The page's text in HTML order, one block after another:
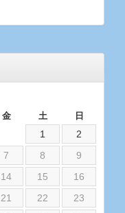
金 土 日
1
2
7 8
9
14 15
16
21 22
23